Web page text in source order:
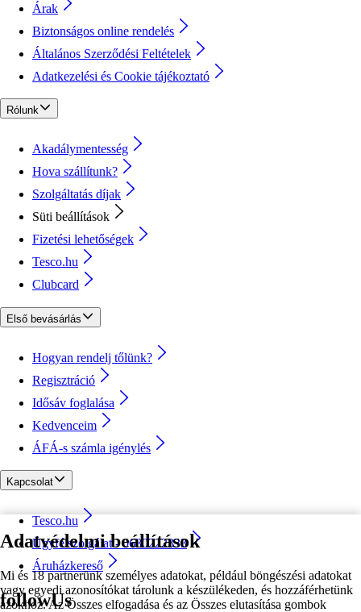
Adatvédelmi beállítások
Mi és 18 partnerünk személyes adatokat, például böngészési adatokat
vagy egyedi azonosítókat tárolunk a készülékeden, és hozzáférhetünk
azokhoz. Az Összes elfogadása és az Összes elutasítása gombok
Árak
Biztonságos online rendelés
Általános Szerződési Feltételek
Adatkezelési és Cookie tájékoztató
Rólunk
Akadálymentesség
Hova szállítunk?
Szolgáltatás díjak
Süti beállítások
Fizetési lehetőségek
Tesco.hu
Clubcard
Első bevásárlás
Hogyan rendelj tőlünk?
Regisztráció
Idősáv foglalása
Kedvenceim
ÁFÁ-s számla igénylés
Kapcsolat
Tesco.hu
Ügyfélszolgálat - 0680222333
Áruházkereső
followUs